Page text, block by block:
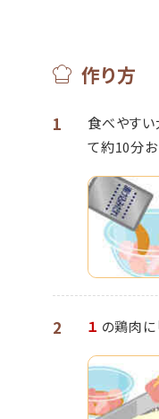
作り方
1
食べやすい
て約10分お
2 １ の鶏肉に